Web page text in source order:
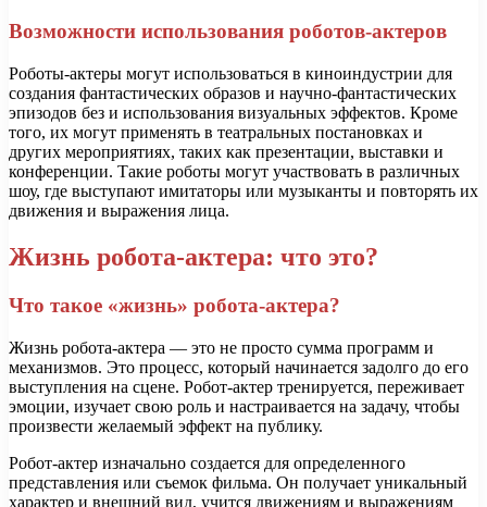
Возможности использования роботов-актеров
Роботы-актеры могут использоваться в киноиндустрии для
создания фантастических образов и научно-фантастических
эпизодов без и использования визуальных эффектов. Кроме
того, их могут применять в театральных постановках и
других мероприятиях, таких как презентации, выставки и
конференции. Такие роботы могут участвовать в различных
шоу, где выступают имитаторы или музыканты и повторять их
движения и выражения лица.
Жизнь робота-актера: что это?
Что такое «жизнь» робота-актера?
Жизнь робота-актера — это не просто сумма программ и
механизмов. Это процесс, который начинается задолго до его
выступления на сцене. Робот-актер тренируется, переживает
эмоции, изучает свою роль и настраивается на задачу, чтобы
произвести желаемый эффект на публику.
Робот-актер изначально создается для определенного
представления или съемок фильма. Он получает уникальный
характер и внешний вид, учится движениям и выражениям